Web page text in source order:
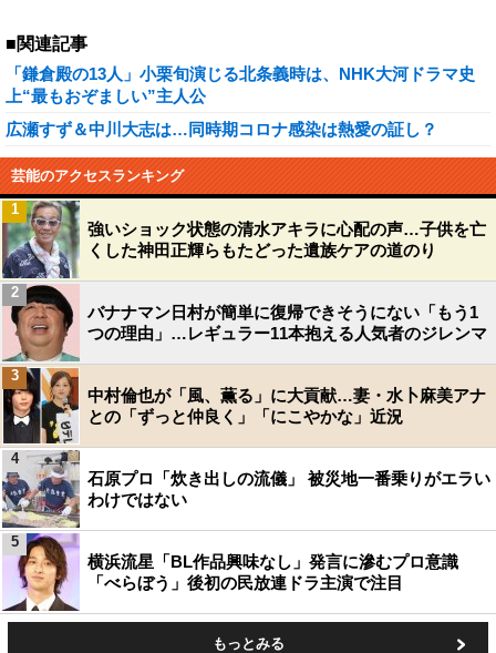
■関連記事
「鎌倉殿の13人」小栗旬演じる北条義時は、NHK大河ドラマ史
上“最もおぞましい”主人公
広瀬すず＆中川大志は…同時期コロナ感染は熱愛の証し？
芸能のアクセスランキング
強いショック状態の清水アキラに心配の声…子供を亡
くした神田正輝らもたどった遺族ケアの道のり
1
バナナマン日村が簡単に復帰できそうにない「もう1
つの理由」…レギュラー11本抱える人気者のジレンマ
2
中村倫也が「風、薫る」に大貢献…妻・水卜麻美アナ
との「ずっと仲良く」「にこやかな」近況
3
石原プロ「炊き出しの流儀」 被災地一番乗りがエラい
わけではない
4
横浜流星「BL作品興味なし」発言に滲むプロ意識
「べらぼう」後初の民放連ドラ主演で注目
5
もっとみる